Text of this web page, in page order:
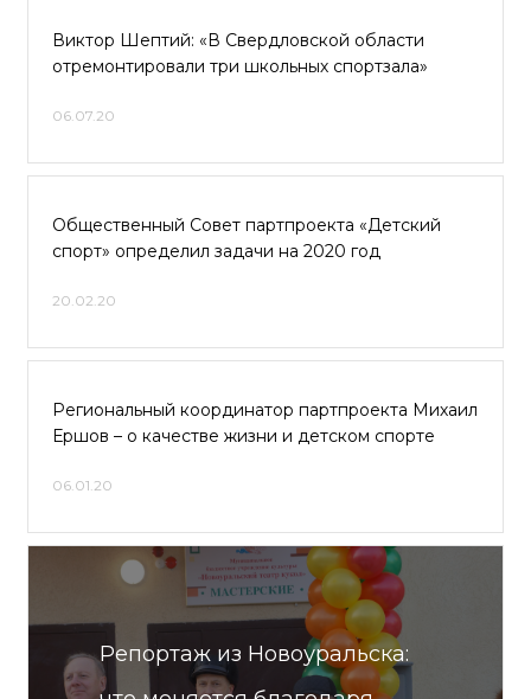
Виктор Шептий: «В Свердловской области
отремонтировали три школьных спортзала»
06.07.20
Общественный Совет партпроекта «Детский
спорт» определил задачи на 2020 год
20.02.20
Региональный координатор партпроекта Михаил
Ершов – о качестве жизни и детском спорте
06.01.20
Репортаж из Новоуральска: